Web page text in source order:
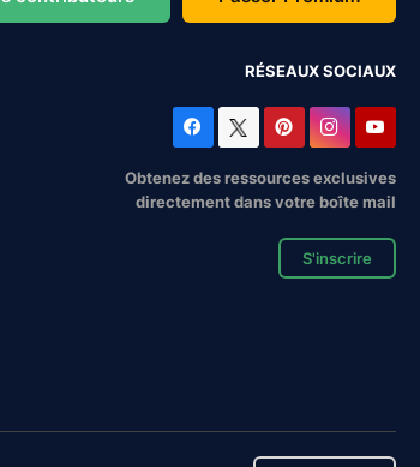
RÉSEAUX SOCIAUX
Obtenez des ressources exclusives
directement dans votre boîte mail
S'inscrire